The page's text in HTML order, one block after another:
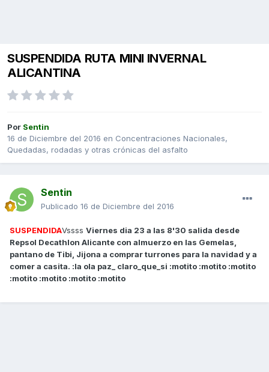
SUSPENDIDA RUTA MINI INVERNAL
ALICANTINA
Por Sentin
16 de Diciembre del 2016 en Concentraciones Nacionales,
Quedadas, rodadas y otras crónicas del asfalto
Sentin
Publicado 16 de Diciembre del 2016
SUSPENDIDAVssss Viernes dia 23 a las 8'30 salida desde
Repsol Decathlon Alicante con almuerzo en las Gemelas,
pantano de Tibi, Jijona a comprar turrones para la navidad y a
comer a casita. :la ola paz_ claro_que_si :motito :motito :motito
:motito :motito :motito :motito